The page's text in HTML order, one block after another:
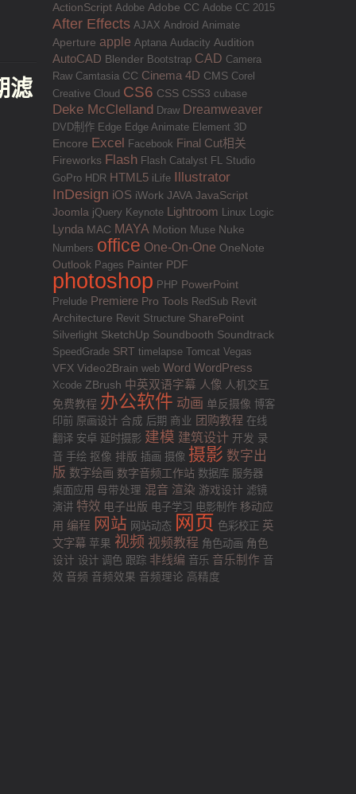
滤
ActionScript Adobe Adobe CC Adobe CC 2015
After Effects AJAX Android Animate
Aperture apple Aptana Audacity Audition
AutoCAD Blender Bootstrap CAD Camera
Raw Camtasia CC Cinema 4D CMS Corel
Creative Cloud CS6 CSS CSS3 cubase
Deke McClelland Draw Dreamweaver
DVD制作 Edge Edge Animate Element 3D
Encore Excel Facebook Final Cut相关
Fireworks Flash Flash Catalyst FL Studio
GoPro HDR HTML5 iLife Illustrator
InDesign iOS iWork JAVA JavaScript
Joomla jQuery Keynote Lightroom Linux Logic
Lynda MAC MAYA Motion Muse Nuke
Numbers office One-On-One OneNote
Outlook Pages Painter PDF
photoshop PHP PowerPoint
Prelude Premiere Pro Tools RedSub Revit
Architecture Revit Structure SharePoint
Silverlight SketchUp Soundbooth Soundtrack
SpeedGrade SRT timelapse Tomcat Vegas
VFX Video2Brain web Word WordPress
Xcode ZBrush 中英双语字幕 人像 人机交互
免费教程 办公软件 动画 单反摄像 博客
印前 原画设计 合成 后期 商业 团购教程 在线
翻译 安卓 延时摄影 建模 建筑设计 开发 录
音 手绘 抠像 排版 插画 摄像 摄影 数字出
版 数字绘画 数字音频工作站 数据库 服务器
桌面应用 母带处理 混音 渲染 游戏设计 滤镜
演讲 特效 电子出版 电子学习 电影制作 移动应
用 编程 网站 网站动态 网页 色彩校正 英
文字幕 苹果 视频 视频教程 角色动画 角色
设计 设计 调色 跟踪 非线编 音乐 音乐制作 音
效 音频 音频效果 音频理论 高精度